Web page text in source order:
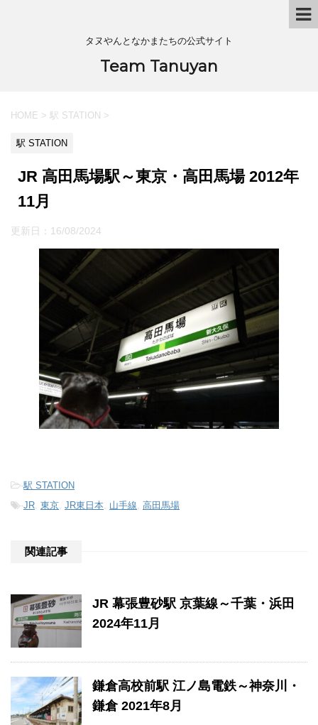
タヌやんとなかまたちの公式サイト
Team Tanuyan
HOME > 駅 STATION >
駅 STATION
JR 高田馬場駅～東京・高田馬場 2012年
11月
更新日： 16/08/2024
-駅 STATION
-JR 東京 JR東日本 山手線 高田馬場
関連記事
JR 幕張豊砂駅 京葉線～千葉・浜田
2024年11月
鎌倉高校前駅 江ノ島電鉄～神奈川・
鎌倉 2021年8月